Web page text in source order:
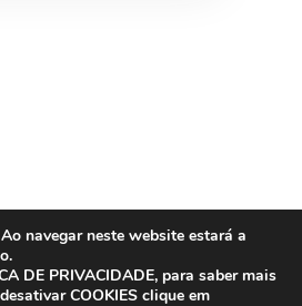
da Misericórdia do
Cadaval
por:MicroDirecto
navegar neste website estará a
DE PRIVACIDADE, para saber mais
COOKIES clique em